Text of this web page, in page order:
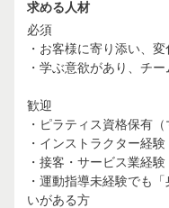
求める人材
必須
・お客様に寄り添い、
・学ぶ意欲があり、チ
歓迎
・ピラティス資格保有
・インストラクター経
・接客・サービス業経
・運動指導未経験でも
いがある方